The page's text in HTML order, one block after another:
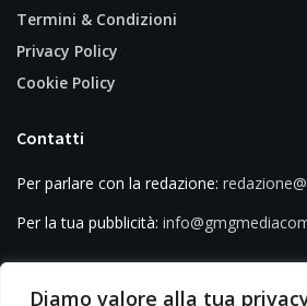
Diamo valore alla tua
Termini & Condizioni
Privacy Policy
Cookie Policy
Contatti
Per parlare con la redazione:
Per la tua pubblicità: